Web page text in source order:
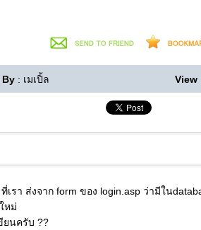
By : เมเปิ้ล View
เรา ส่งจาก form ของ login.asp ว่ามีใน
หม่
ยนครับ ??